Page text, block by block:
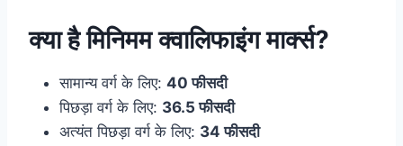
क्या है मिनिमम क्वालिफाइंग मार्क्स?
सामान्य वर्ग के लिए: 40 फीसदी
पिछड़ा वर्ग के लिए: 36.5 फीसदी
अत्यंत पिछड़ा वर्ग के लिए: 34 फीसदी